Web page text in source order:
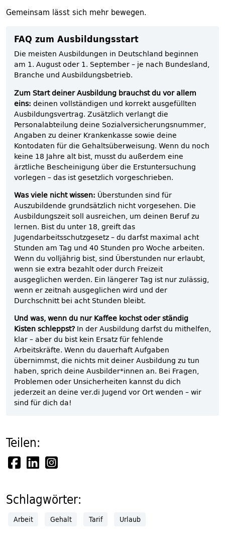
Gemeinsam lässt sich mehr bewegen.
FAQ zum Ausbildungsstart
Die meisten Ausbildungen in Deutschland beginnen
am 1. August oder 1. September – je nach Bundesland,
Branche und Ausbildungsbetrieb.
Zum Start deiner Ausbildung brauchst du vor allem
eins: deinen vollständigen und korrekt ausgefüllten
Ausbildungsvertrag. Zusätzlich verlangt die
Personalabteilung deine Sozialversicherungsnummer,
Angaben zu deiner Krankenkasse sowie deine
Kontodaten für die Gehaltsüberweisung. Wenn du noch
keine 18 Jahre alt bist, musst du außerdem eine
ärztliche Bescheinigung über die Erstuntersuchung
vorlegen – das ist gesetzlich vorgeschrieben.
Was viele nicht wissen: Überstunden sind für
Auszubildende grundsätzlich nicht vorgesehen. Die
Ausbildungszeit soll ausreichen, um deinen Beruf zu
lernen. Bist du unter 18, greift das
Jugendarbeitsschutzgesetz – du darfst maximal acht
Stunden am Tag und 40 Stunden pro Woche arbeiten.
Wenn du volljährig bist, sind Überstunden nur erlaubt,
wenn sie extra bezahlt oder durch Freizeit
ausgeglichen werden. Ein längerer Tag ist nur zulässig,
wenn er zeitnah ausgeglichen wird und der
Durchschnitt bei acht Stunden bleibt.
Und was, wenn du nur Kaffee kochst oder ständig
Kisten schleppst? In der Ausbildung darfst du mithelfen,
klar – aber du bist kein Ersatz für fehlende
Arbeitskräfte. Wenn du dauerhaft Aufgaben
übernimmst, die nichts mit deiner Ausbildung zu tun
haben, sprich deine Ausbilder*innen an. Bei Fragen,
Problemen oder Unsicherheiten kannst du dich
jederzeit an deine ver.di Jugend vor Ort wenden – wir
sind für dich da!
Teilen:
Schlagwörter:
Arbeit Gehalt Tarif Urlaub